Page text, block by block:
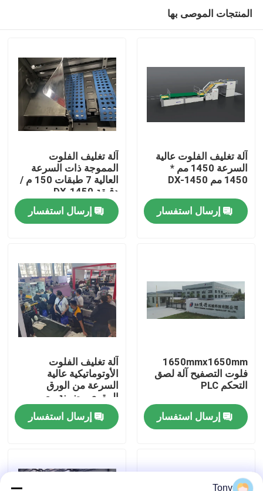
المنزل
المنتجات
حولنا
مراقبة الجودة
أخبار
القضايا
آلة تغليف الفلوت
المنتجات الموصى بها
آلة تغليف الفلوت عالية
السرعة 1450 مم *
1450 مم DX-1450
إرسال استفسار
آلة تغليف الفلوت
المموجة ذات السرعة
العالية 7 طبقات 150 م /
دقيقة DX-1450
إرسال استفسار
1650mmx1650mm
فلوت التصفيح آلة لصق
التحكم PLC
إرسال استفسار
آلة تغليف الفلوت
الأوتوماتيكية عالية
السرعة من الورق
المقوى مضمنة مع
مدفوعة بالكهرباء
إرسال استفسار
Tony